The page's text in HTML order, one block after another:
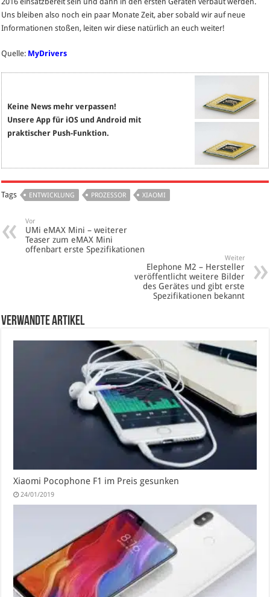
Uns bleiben also noch ein paar Monate Zeit, aber sobald wir auf neue
Informationen stoßen, leiten wir diese natürlich an euch weiter!
Quelle: MyDrivers
Keine News mehr verpassen!
Unsere App für iOS und Android mit
praktischer Push-Funktion.
Tags ENTWICKLUNG PROZESSOR XIAOMI
Vor
UMi eMAX Mini – weiterer
Teaser zum eMAX Mini
offenbart erste Spezifikationen
Weiter
Elephone M2 – Hersteller
veröffentlicht weitere Bilder
des Gerätes und gibt erste
Spezifikationen bekannt
verwandte Artikel
Xiaomi Pocophone F1 im Preis gesunken
24/01/2019